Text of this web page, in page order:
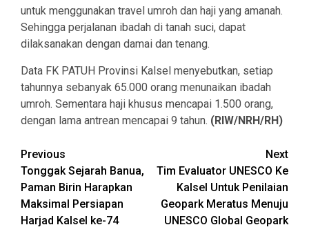
untuk menggunakan travel umroh dan haji yang amanah.
Sehingga perjalanan ibadah di tanah suci, dapat
dilaksanakan dengan damai dan tenang.
Data FK PATUH Provinsi Kalsel menyebutkan, setiap
tahunnya sebanyak 65.000 orang menunaikan ibadah
umroh. Sementara haji khusus mencapai 1.500 orang,
dengan lama antrean mencapai 9 tahun. (RIW/NRH/RH)
Continue
Reading
Previous
Tonggak Sejarah Banua,
Paman Birin Harapkan
Maksimal Persiapan
Harjad Kalsel ke-74
Next
Tim Evaluator UNESCO Ke
Kalsel Untuk Penilaian
Geopark Meratus Menuju
UNESCO Global Geopark